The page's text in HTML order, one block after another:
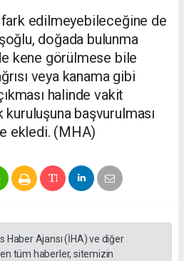
edilmeyebileceğine de
doğada bulunma
kene görülmese bile
veya kanama gibi
halinde vakit
başvurulması
ekledi. (MHA)
Haber Ajansı (İHA) ve diğer
tüm haberler, sitemizin